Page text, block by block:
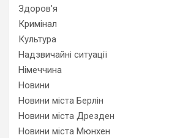
Здоров'я
Кримінал
Культура
Надзвичайні ситуації
Німеччина
Новини
Новини міста Берлін
Новини міста Дрезден
Новини міста Мюнхен